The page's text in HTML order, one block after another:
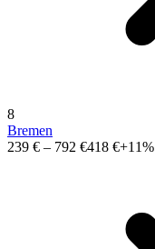
8
Bremen
239 € – 792 €418 €+11%